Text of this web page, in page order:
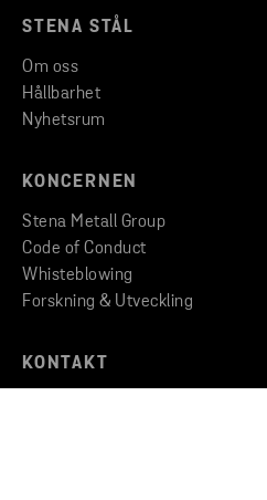
STENA STÅL
Om oss
Hållbarhet
Nyhetsrum
KONCERNEN
Stena Metall Group
Code of Conduct
Whisteblowing
Forskning & Utveckling
KONTAKT